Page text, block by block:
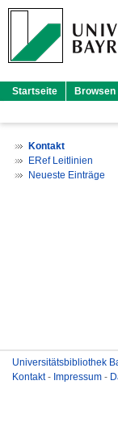
Startseite Browsen
Kontakt
ERef Leitlinien
Neueste Einträge
Universitätsbibliothek
Kontakt- Impressum -